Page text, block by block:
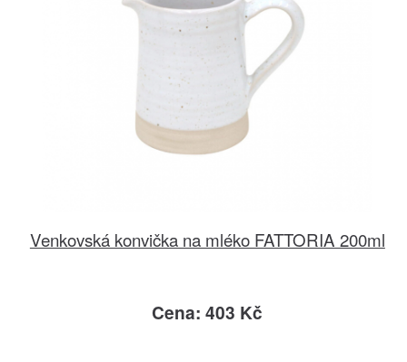
Venkovská konvička na mléko FATTORIA 200ml
Cena: 403 Kč